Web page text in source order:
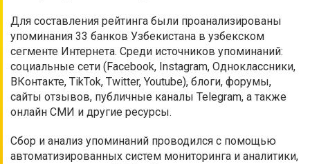
Для составления рейтинга были проанализированы
упоминания 33 банков Узбекистана в узбекском
сегменте Интернета. Среди источников упоминаний:
социальные сети (Facebook, Instagram, Одноклассники,
ВКонтакте, TikTok, Twitter, Youtube), блоги, форумы,
сайты отзывов, публичные каналы Telegram, а также
онлайн СМИ и другие ресурсы.
Сбор и анализ упоминаний проводился с помощью
автоматизированных систем мониторинга и аналитики,